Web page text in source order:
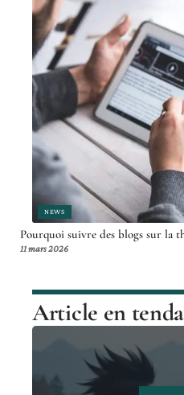
NEWS
Pourquoi suivre des blogs sur la
11 mars 2026
Article en